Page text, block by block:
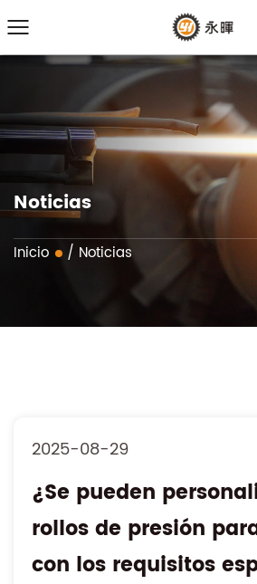
Noticias
Inicio / Noticias
2025-08-29
¿Se pueden
rollos de presión
con los requisitos